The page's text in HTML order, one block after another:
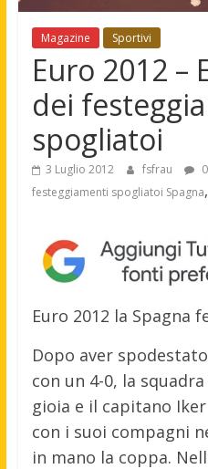
Magazine Sportivi
Euro 2012 –
dei
spogliatoi
3 Luglio 2012 fsfrau
festeggiamenti spogliatoi Spagna,
Euro 2012 la Spagna
Dopo aver
con un 4-0, la
gioia e il capitano
con i suoi compagni
in mano la coppa.